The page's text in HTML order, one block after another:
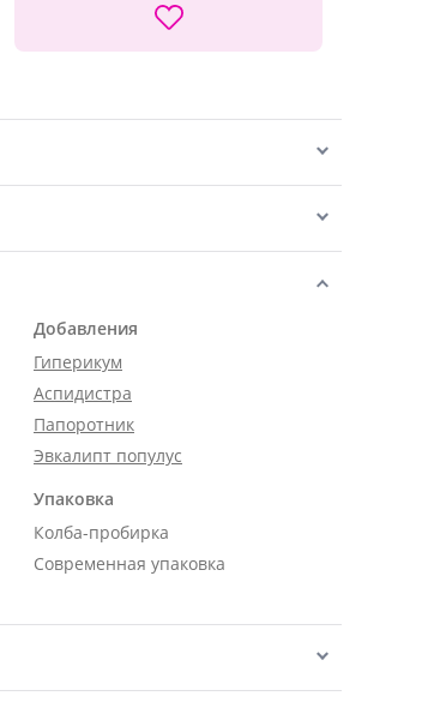
Добавления
Гиперикум
Аспидистра
Папоротник
Эвкалипт популус
Упаковка
Колба-пробирка
Современная упаковка